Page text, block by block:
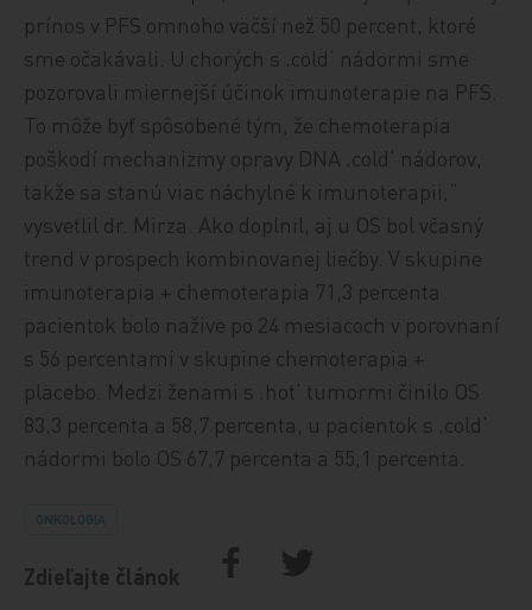
prínos v PFS omnoho väčší než 50 percent, ktoré
sme očakávali. U chorých s ‚cold‘ nádormi sme
pozorovali miernejší účinok imunoterapie na PFS.
To môže byť spôsobené tým, že chemoterapia
poškodí mechanizmy opravy DNA ‚cold‘ nádorov,
takže sa stanú viac náchylné k imunoterapii,“
vysvetlil dr. Mirza. Ako doplnil, aj u OS bol včasný
trend v prospech kombinovanej liečby. V skupine
imunoterapia + chemoterapia 71,3 percenta
pacientok bolo nažive po 24 mesiacoch v porovnaní
s 56 percentami v skupine chemoterapia +
placebo. Medzi ženami s ‚hot‘ tumormi činilo OS
83,3 percenta a 58,7 percenta, u pacientok s ‚cold‘
nádormi bolo OS 67,7 percenta a 55,1 percenta.
ONKOLÓGIA
Zdieľajte článok